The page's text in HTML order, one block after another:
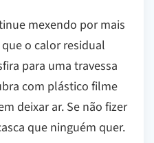
mexendo por mais
o calor residual
para uma travessa
com plástico filme
deixar ar. Se não fizer
que ninguém quer.